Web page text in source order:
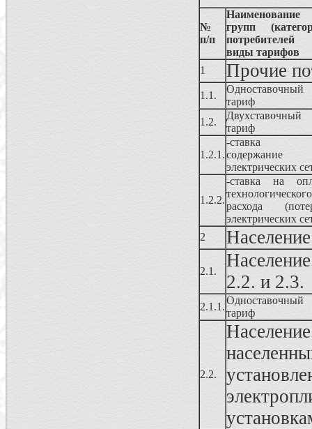
№
п/п
Наименование
групп
виды тарифов
1
Прочие
1.1.
Одноставочный
тариф
1.2.
Двухставочный
тариф
1.2.1.
-ставка
содержание
электрических
1.2.2.
-ставка на
технологического
расхода
электрических
2
Население
2.1.
2.2. и 2.3.
2.1.1.
Одноставочный
тариф
2.2.